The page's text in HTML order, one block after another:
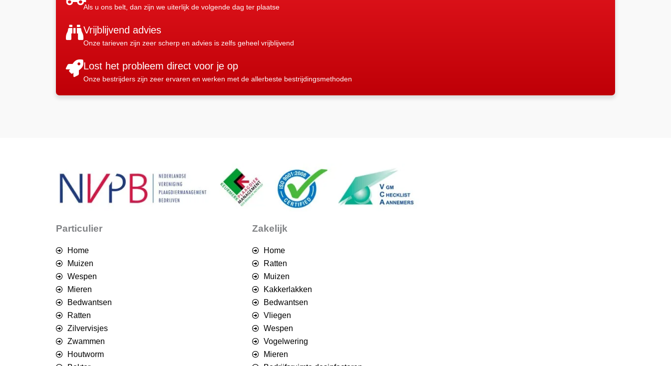
Als u ons belt, dan zijn we uiterlijk de volgende dag ter plaatse
Vrijblijvend advies
Onze tarieven zijn zeer scherp en advies is zelfs geheel vrijblijvend
Lost het probleem direct voor je op
Onze bestrijders zijn zeer ervaren en werken met de allerbeste bestrijdingsmethoden
Particulier
Home
Muizen
Wespen
Mieren
Bedwantsen
Ratten
Zilvervisjes
Zwammen
Houtworm
Zakelijk
Home
Ratten
Muizen
Kakkerlakken
Bedwantsen
Vliegen
Wespen
Vogelwering
Mieren